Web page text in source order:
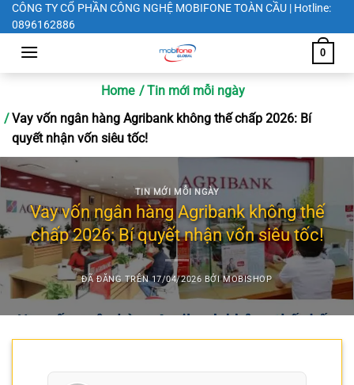
Chuyển
đến
CÔNG TY CỔ PHẦN CÔNG NGHỆ MOBIFONE TOÀN CẦU | Hotline:
0896162886
0
Home
Tin mới mỗi ngày
Vay vốn ngân hàng Agribank không thế chấp 2026: Bí
quyết nhận vốn siêu tốc!
TIN MỚI MỖI NGÀY
Vay vốn ngân hàng Agribank không thế
chấp 2026: Bí quyết nhận vốn siêu tốc!
ĐÃ ĐĂNG TRÊN17/04/2026 BỞIMOBISHOP